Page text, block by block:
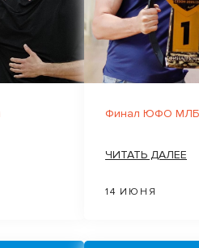
Финал ЮФО
ЧИТАТЬ ДАЛЕЕ
14 ИЮНЯ